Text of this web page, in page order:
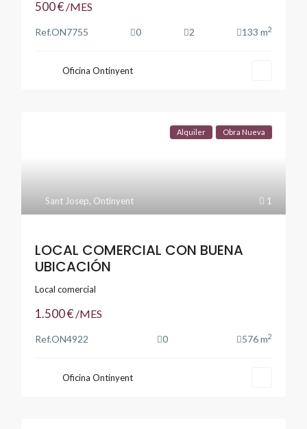
500 € /MES
Ref.ON7755 0 2 133 m2
Oficina Ontinyent
1
Sant Josep, Ontinyent
Alquiler Obra Nueva
LOCAL COMERCIAL CON BUENA
UBICACIÓN
Local comercial
1.500 € /MES
Ref.ON4922 0 576 m2
Oficina Ontinyent